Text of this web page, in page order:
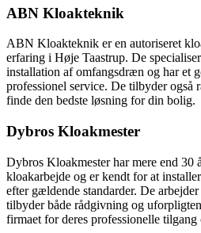
ABN Kloakteknik
ABN Kloakteknik er en autoriseret
erfaring i Høje Taastrup. De
installation af omfangsdræn og har et
professionel service. De tilbyder
finde den bedste løsning for din bolig.
Dybros Kloakmester
Dybros Kloakmester har mere end 30
kloakarbejde og er kendt for at
efter gældende standarder. De
tilbyder både rådgivning og
firmaet for deres professionelle tilgang